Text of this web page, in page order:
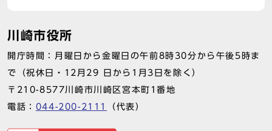
川崎市役所
開庁時間：月曜日から金曜日の午前8時30分から午後5時ま
で（祝休日・12月29 日から1月3日を除く）
〒210-8577川崎市川崎区宮本町1番地
電話： 044-200-2111 （代表）